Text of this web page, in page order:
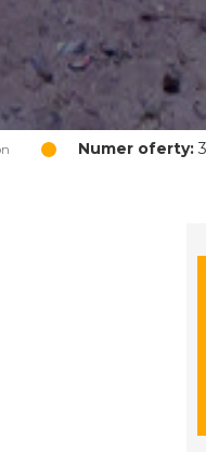
Numer oferty: